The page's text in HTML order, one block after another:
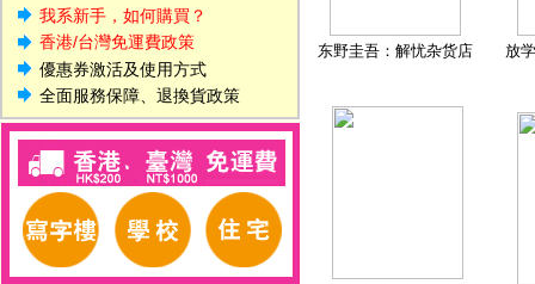
我系新手，如何購買？
香港/台灣免運費政策
優惠券激活及使用方式
全面服務保障、退換貨政策
东野圭吾：解忧杂货店 放